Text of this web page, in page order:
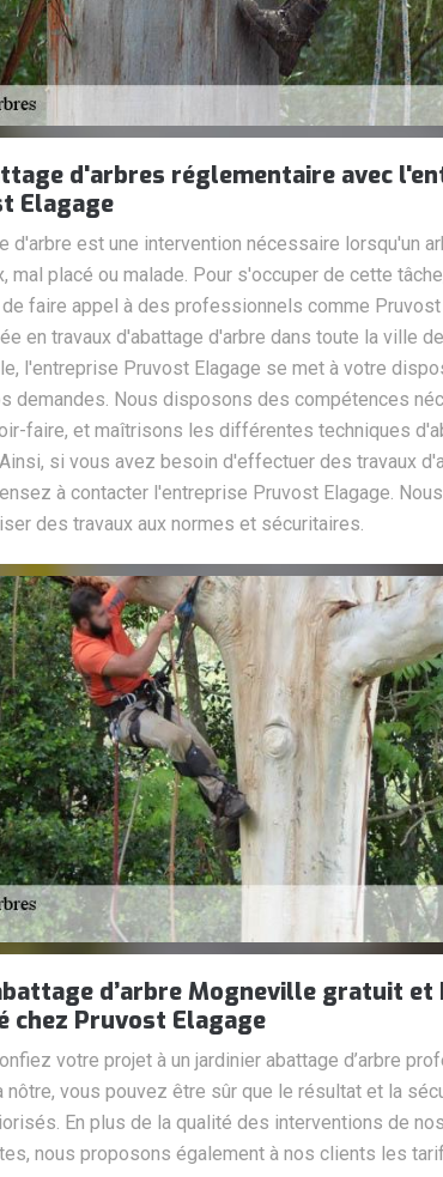
d'arbres réglementaire avec
Elagage
d'arbre est une intervention nécessaire lorsqu'un
mal placé ou malade. Pour s'occuper de cette
faire appel à des professionnels comme Pruvost
en travaux d'abattage d'arbre dans toute la ville de
l'entreprise Pruvost Elagage se met à votre
demandes. Nous disposons des compétences
faire, et maîtrisons les différentes techniques
si vous avez besoin d'effectuer des travaux
à contacter l'entreprise Pruvost Elagage.
des travaux aux normes et sécuritaires.
d’arbre Mogneville gratuit et
chez Pruvost Elagage
votre projet à un jardinier abattage d’arbre
nôtre, vous pouvez être sûr que le résultat et la
En plus de la qualité des interventions de nos
nous proposons également à nos clients les